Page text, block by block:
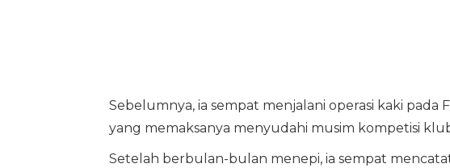
Sebelumnya, ia sempat menjalani operasi kaki
yang memaksanya menyudahi musim kompetisi
Setelah berbulan-bulan menepi, ia sempat